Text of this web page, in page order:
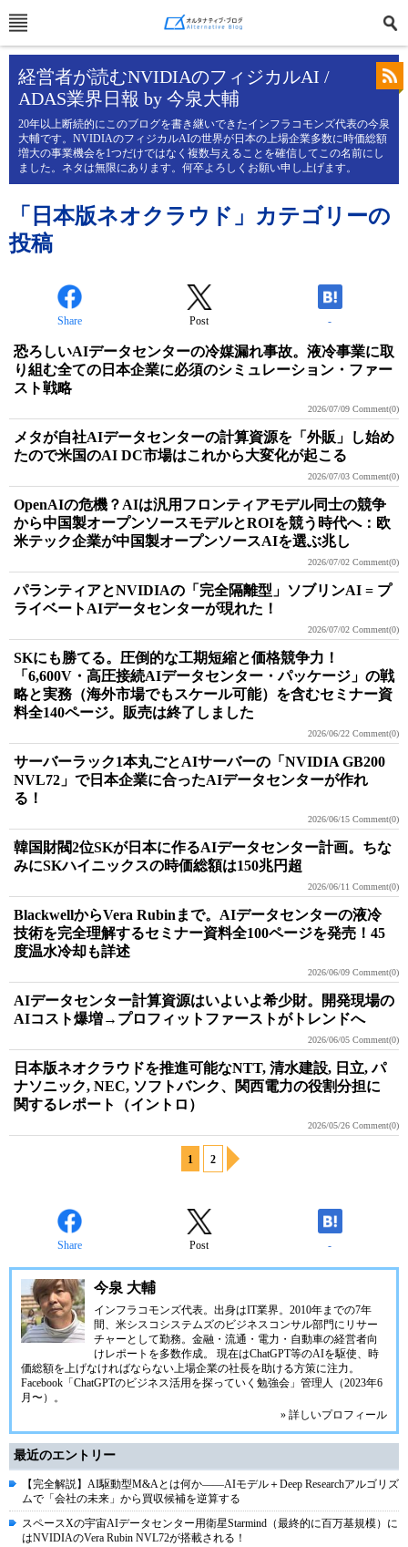
経営者が読むNVIDIAのフィジカルAI /
ADAS業界日報 by 今泉大輔
20年以上断続的にこのブログを書き継いできたインフラコモンズ代表の今泉
大輔です。NVIDIAのフィジカルAIの世界が日本の上場企業多数に時価総額
増大の事業機会を1つだけではなく複数与えることを確信してこの名前にし
ました。ネタは無限にあります。何卒よろしくお願い申し上げます。
「日本版ネオクラウド」カテゴリーの
投稿
Share Post -
恐ろしいAIデータセンターの冷媒漏れ事故。液冷事業に取
り組む全ての日本企業に必須のシミュレーション・ファー
スト戦略
2026/07/09 Comment(0)
メタが自社AIデータセンターの計算資源を「外販」し始め
たので米国のAI DC市場はこれから大変化が起こる
2026/07/03 Comment(0)
OpenAIの危機？AIは汎用フロンティアモデル同士の競争
から中国製オープンソースモデルとROIを競う時代へ：欧
米テック企業が中国製オープンソースAIを選ぶ兆し
2026/07/02 Comment(0)
パランティアとNVIDIAの「完全隔離型」ソブリンAI = プ
ライベートAIデータセンターが現れた！
2026/07/02 Comment(0)
SKにも勝てる。圧倒的な工期短縮と価格競争力！
「6,600V・高圧接続AIデータセンター・パッケージ」の戦
略と実務（海外市場でもスケール可能）を含むセミナー資
料全140ページ。販売は終了しました
2026/06/22 Comment(0)
サーバーラック1本丸ごとAIサーバーの「NVIDIA GB200
NVL72」で日本企業に合ったAIデータセンターが作れ
る！
2026/06/15 Comment(0)
韓国財閥2位SKが日本に作るAIデータセンター計画。ちな
みにSKハイニックスの時価総額は150兆円超
2026/06/11 Comment(0)
BlackwellからVera Rubinまで。AIデータセンターの液冷
技術を完全理解するセミナー資料全100ページを発売！45
度温水冷却も詳述
2026/06/09 Comment(0)
AIデータセンター計算資源はいよいよ希少財。開発現場の
AIコスト爆増→プロフィットファーストがトレンドへ
2026/06/05 Comment(0)
日本版ネオクラウドを推進可能なNTT, 清水建設, 日立, パ
ナソニック, NEC, ソフトバンク、関西電力の役割分担に
関するレポート（イントロ）
2026/05/26 Comment(0)
1 2
Share Post -
今泉 大輔
インフラコモンズ代表。出身はIT業界。2010年までの7年
間、米シスコシステムズのビジネスコンサル部門にリサー
チャーとして勤務。金融・流通・電力・自動車の経営者向
けレポートを多数作成。 現在はChatGPT等のAIを駆使、時
価総額を上げなければならない上場企業の社長を助ける方策に注力。
Facebook「ChatGPTのビジネス活用を探っていく勉強会」管理人（2023年6
月〜）。
» 詳しいプロフィール
最近のエントリー
【完全解説】AI駆動型M&Aとは何か――AIモデル＋Deep Researchアルゴリズ
ムで「会社の未来」から買収候補を逆算する
スペースXの宇宙AIデータセンター用衛星Starmind（最終的に百万基規模）に
はNVIDIAのVera Rubin NVL72が搭載される！